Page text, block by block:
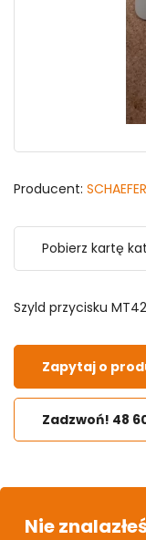
Producent:
Pobierz kartę
Szyld przycisku
Zapytaj o
Zadzwoń! 48
Nie